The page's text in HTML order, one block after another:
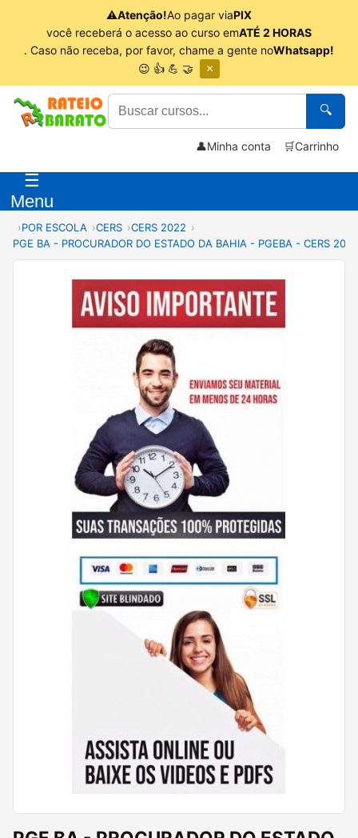
⚠Atenção!Ao pagar viaPIX
você receberá o acesso ao curso emATÉ 2 HORAS
. Caso não receba, por favor, chame a gente noWhatsapp!
😉 👍 💪 🤝
×
🔍
👤Minha conta 🛒Carrinho
☰
Menu
POR ESCOLA CERS
CERS 2022
PGE BA - PROCURADOR DO ESTADO DA BAHIA - PGEBA - CERS 2022